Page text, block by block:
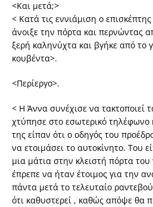
<Και μετά;>
< Κατά τις εννιάμιση ο
άνοιξε την πόρτα και περνώντας
ξερή καληνύχτα και βγήκε από το
κουβέντα>.
<Περίεργο>.
< Η Άννα συνέχισε να τακτοποιεί
χτύπησε στο εσωτερικό
της είπαν ότι ο οδηγός του
να ετοιμάσει το αυτοκίνητο. Του
μια μάτια στην κλειστή πόρτα
έπρεπε να ήταν έτοιμος για την
πάντα μετά το τελευταίο
ότι καθυστερεί , καθώς απόψε θα